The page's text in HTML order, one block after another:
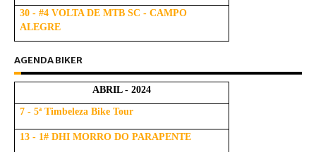
30 - #4 VOLTA DE MTB SC - CAMPO
ALEGRE
AGENDA BIKER
ABRIL - 2024
7 - 5ª Timbeleza Bike Tour
13 - 1# DHI MORRO DO PARAPENTE